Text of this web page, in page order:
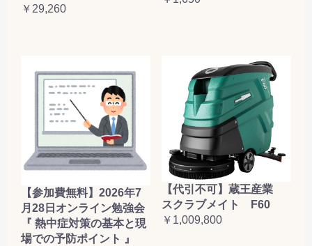
￥29,260
【参加費無料】2026年7
月28日オンライン勉強会
『 熱中症対策の基本と現
場での予防ポイント 』
【代引不可】蔵王産業
スクラブメイト F60
￥1,009,800